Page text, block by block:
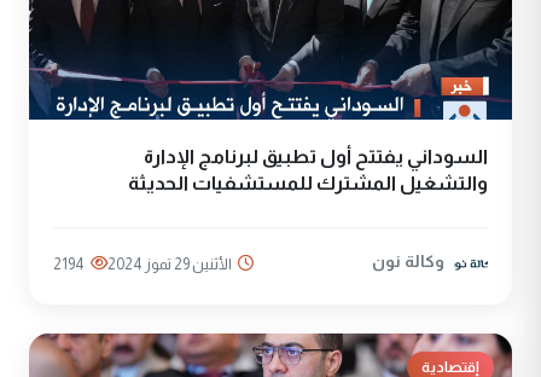
السوداني يفتتح أول تطبيق لبرنامج الإدارة
والتشغيل المشترك للمستشفيات الحديثة
وكالة نون الأثنين 29 تموز 2024 2194
إقتصادية